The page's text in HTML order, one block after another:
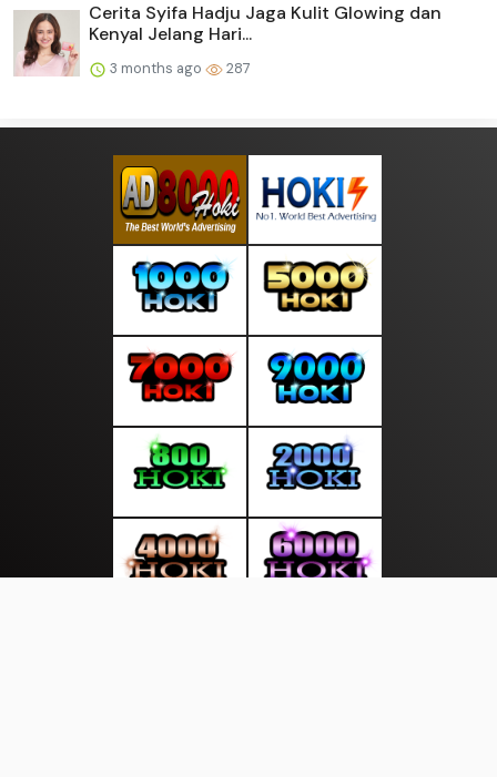
Cerita Syifa Hadju Jaga Kulit Glowing dan
Kenyal Jelang Hari...
3 months ago 287